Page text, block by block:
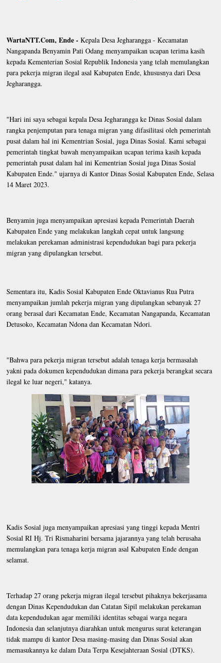
WartaNTT.Com, Ende -Kepala Desa Jegharangga - Kecamatan
Nangapanda Benyamin Pati Odang menyampaikan ucapan terima kasih
kepada Kementerian Sosial Republik Indonesia yang telah memulangkan
para pekerja migran ilegal asal Kabupaten Ende, khususnya dari Desa
Jegharangga.
"Hari ini saya sebagai kepala Desa Jegharangga ke Dinas Sosial dalam
rangka penjemputan para tenaga migran yang difasilitasi oleh pemerintah
pusat dalam hal ini Kementrian Sosial, juga Dinas Sosial. Kami sebagai
pemerintah tingkat bawah menyampaikan ucapan terima kasih kepada
pemerintah pusat dalam hal ini Kementrian Sosial juga Dinas Sosial
Kabupaten Ende." ujarnya di Kantor Dinas Sosial Kabupaten Ende, Selasa
14 Maret 2023.
Benyamin juga menyampaikan apresiasi kepada Pemerintah Daerah
Kabupaten Ende yang melakukan langkah cepat untuk langsung
melakukan perekaman administrasi kependudukan bagi para pekerja
migran yang dipulangkan tersebut.
Sementara itu, Kadis Sosial Kabupaten Ende Oktavianus Rua Putra
menyampaikan jumlah pekerja migran yang dipulangkan sebanyak 27
orang berasal dari Kecamatan Ende, Kecamatan Nangapanda, Kecamatan
Detusoko, Kecamatan Ndona dan Kecamatan Ndori.
"Bahwa para pekerja migran tersebut adalah tenaga kerja bermasalah
yakni pada dokumen kependudukan dimana para pekerja berangkat secara
ilegal ke luar negeri," katanya.
Kadis Sosial juga menyampaikan apresiasi yang tinggi kepada Mentri
Sosial RI Hj. Tri Rismaharini bersama jajarannya yang telah berusaha
memulangkan para tenaga kerja migran asal Kabupaten Ende dengan
selamat.
Terhadap 27 orang pekerja migran ilegal tersebut pihaknya bekerjasama
dengan Dinas Kependudukan dan Catatan Sipil melakukan perekaman
data kependudukan agar memiliki identitas sebagai warga negara
Indonesia dan selanjutnya diarahkan untuk mengurus surat keterangan
tidak mampu di kantor Desa masing-masing dan Dinas Sosial akan
memasukannya ke dalam Data Terpa Kesejahteraan Sosial (DTKS).